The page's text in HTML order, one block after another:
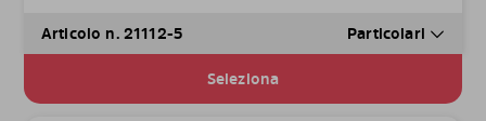
Articolo n. 21112-5 Particolari
Seleziona